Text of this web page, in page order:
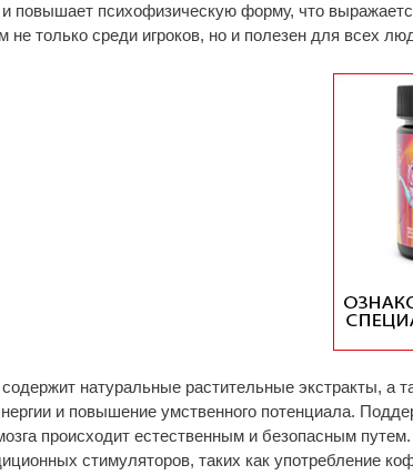
повышает психофизическую форму, что
не только среди игроков, но и полезен для всех
натуральные растительные экстракты,
и повышение умственного потенциала.
происходит естественным и безопасным
стимуляторов, таких как употребление